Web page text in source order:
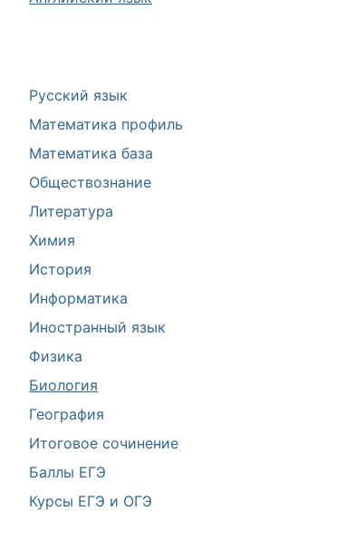
Русский язык
Математика профиль
Математика база
Обществознание
Литература
Химия
История
Информатика
Иностранный язык
Физика
Биология
География
Итоговое сочинение
Баллы ЕГЭ
Курсы ЕГЭ и ОГЭ